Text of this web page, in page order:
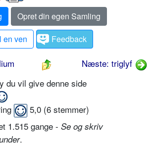
Opret din egen Samling
en ven
Feedback
Næste: triglyf
du vil give denne side
5,0 (6 stemmer)
1.515 gange - Se og skriv
.